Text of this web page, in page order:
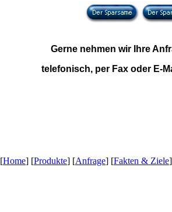
Gerne nehmen wir Ihre
telefonisch, per Fax oder E-
[Home] [Produkte] [Anfrage] [Fakten & Ziele